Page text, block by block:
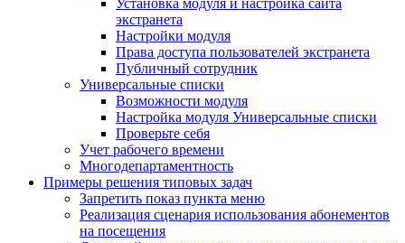
Установка модуля и настройка сайта
экстранета
Настройки модуля
Права доступа пользователей экстранета
Публичный сотрудник
Универсальные списки
Возможности модуля
Настройка модуля Универсальные списки
Проверьте себя
Учет рабочего времени
Многодепартаментность
Примеры решения типовых задач
Запретить показ пункта меню
Реализация сценария использования абонементов
на посещения